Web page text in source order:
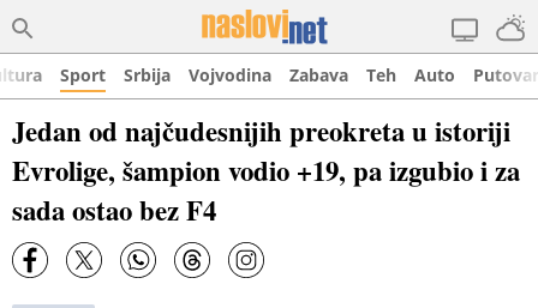
Sport Srbija Vojvodina Zabava Teh Auto
Jedan od najčudesnijih preokreta u istoriji
Evrolige, šampion vodio +19, pa izgubio i za
sada ostao bez F4